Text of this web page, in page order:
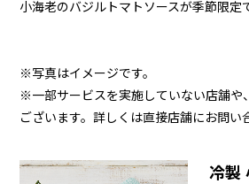
小海老のバジルトマトソースが季節限定
※写真はイメージです。
※一部サービスを実施していない店舗や
ございます。詳しくは直接店舗にお問い
冷製